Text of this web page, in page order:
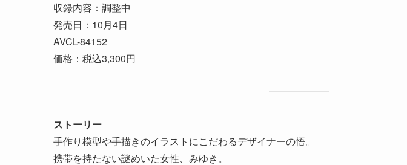
収録内容：調整中
発売日：10月4日
AVCL-84152
価格：税込3,300円
ストーリー
手作り模型や手描きのイラストにこだわるデザイナーの悟。
携帯を持たない謎めいた女性、みゆき。